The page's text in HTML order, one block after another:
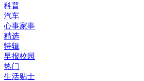
科普
汽车
心事家事
精选
特辑
早报校园
热门
生活贴士